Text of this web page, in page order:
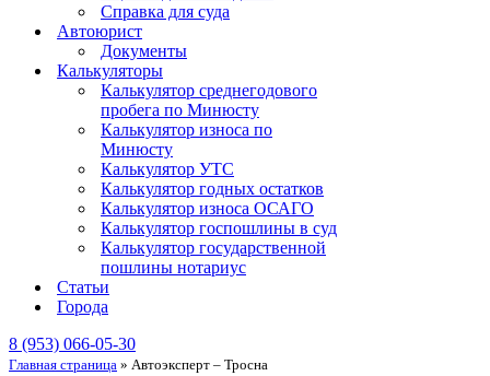
Справка для суда
Автоюрист
Документы
Калькуляторы
Калькулятор среднегодового
пробега по Минюсту
Калькулятор износа по
Минюсту
Калькулятор УТС
Калькулятор годных остатков
Калькулятор износа ОСАГО
Калькулятор госпошлины в суд
Калькулятор государственной
пошлины нотариус
Статьи
Города
8 (953) 066-05-30
Главная страница » Автоэксперт – Тросна